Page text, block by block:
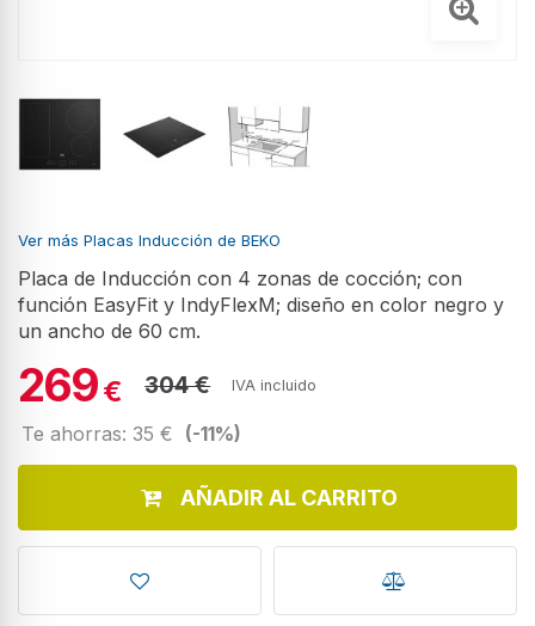
Ver más Placas Inducción de BEKO
Placa de Inducción con 4 zonas de cocción; con
función EasyFit y IndyFlexM; diseño en color negro y
un ancho de 60 cm.
269€ 304 € IVA incluido
Te ahorras: 35 € (-11%)
AÑADIR AL CARRITO